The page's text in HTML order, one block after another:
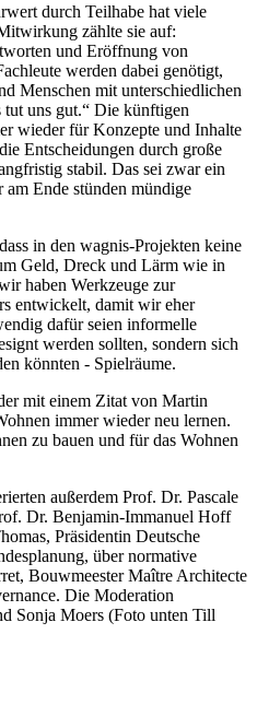
durch Teilhabe hat viele
zählte sie auf:
und Eröffnung von
werden dabei genötigt,
Menschen mit unterschiedlichen
uns gut.“ Die künftigen
wieder für Konzepte und Inhalte
Entscheidungen durch große
stabil. Das sei zwar ein
am Ende stünden mündige
in den wagnis-Projekten keine
Geld, Dreck und Lärm wie in
haben Werkzeuge zur
entwickelt, damit wir eher
dafür seien informelle
werden sollten, sondern sich
könnten - Spielräume.
mit einem Zitat von Martin
immer wieder neu lernen.
zu bauen und für das Wohnen
außerdem Prof. Dr. Pascale
Dr. Benjamin-Immanuel Hoff
Präsidentin Deutsche
über normative
Bouwmeester Maître Architecte
Die Moderation
Sonja Moers (Foto unten Till